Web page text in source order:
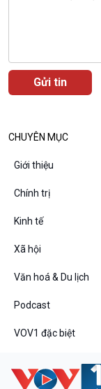
Thanh âm ký sự
Các chương trình
CHUYÊN MỤC
Giới thiệu
Chính trị
Kinh tế
Xã hội
Văn hoá & Du lịch
Podcast
VOV1 đặc biệt